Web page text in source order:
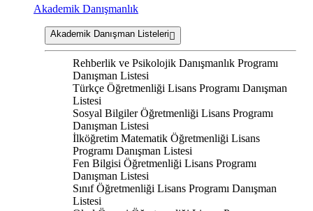
Akademik Danışmanlık
Akademik Danışman Listeleri
Rehberlik ve Psikolojik Danışmanlık Programı
Danışman Listesi
Türkçe Öğretmenliği Lisans Programı Danışman
Listesi
Sosyal Bilgiler Öğretmenliği Lisans Programı
Danışman Listesi
İlköğretim Matematik Öğretmenliği Lisans
Programı Danışman Listesi
Fen Bilgisi Öğretmenliği Lisans Programı
Danışman Listesi
Sınıf Öğretmenliği Lisans Programı Danışman
Listesi